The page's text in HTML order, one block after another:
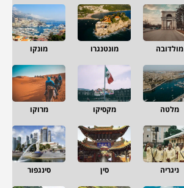
מולדובה מונטנגרו מונקו
מלטה מקסיקו מרוקו
ניגריה סין סינגפור